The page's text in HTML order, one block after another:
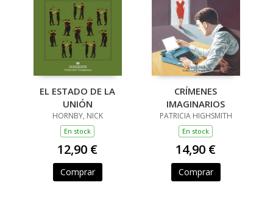
EL ESTADO DE LA
UNIÓN
HORNBY, NICK
En stock
12,90 €
Comprar
CRÍMENES
IMAGINARIOS
PATRICIA HIGHSMITH
En stock
14,90 €
Comprar